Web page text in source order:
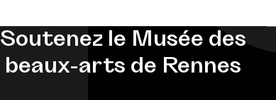
Soutenez le Musée des
beaux-arts de Rennes